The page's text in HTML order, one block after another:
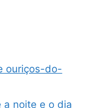
ouriços-do-
a noite e o dia